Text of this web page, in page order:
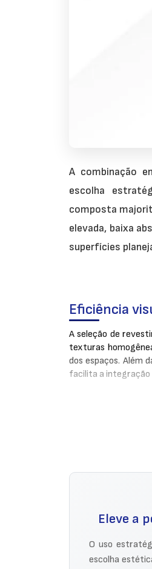
Quartzo
A combinação
escolha
composta
elevada, baixa
superfícies
Eficiência
A seleção de
texturas
dos espaços. Além
facilita a
Aplicações
Eleve a
O uso
escolha